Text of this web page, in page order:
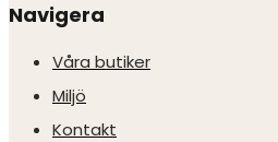
Navigera
Våra butiker
Miljö
Kontakt